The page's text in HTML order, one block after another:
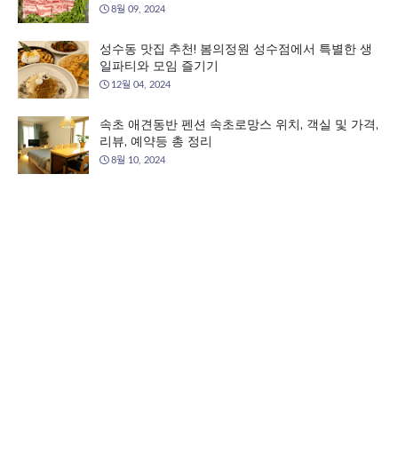
8월 09, 2024
성수동 맛집 추천! 봄의정원 성수점에서 특별한 생
일파티와 모임 즐기기
12월 04, 2024
속초 애견동반 펜션 속초로망스 위치, 객실 및 가격,
리뷰, 예약등 총 정리
8월 10, 2024